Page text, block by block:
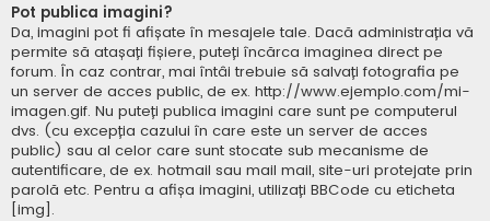
Pot publica imagini?
Da, imagini pot fi afișate în mesajele tale. Dacă administrația vă
permite să atașați fișiere, puteți încărca imaginea direct pe
forum. În caz contrar, mai întâi trebuie să salvați fotografia pe
un server de acces public, de ex. http://www.ejemplo.com/mi-
imagen.gif. Nu puteți publica imagini care sunt pe computerul
dvs. (cu excepția cazului în care este un server de acces
public) sau al celor care sunt stocate sub mecanisme de
autentificare, de ex. hotmail sau mail mail, site-uri protejate prin
parolă etc. Pentru a afișa imagini, utilizați BBCode cu eticheta
[img].